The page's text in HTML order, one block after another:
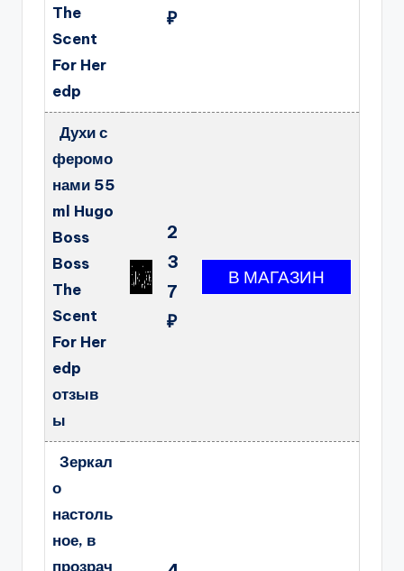
The
Scent
For Her
edp
₽
Духи с
феромо
нами 55
ml Hugo
Boss
Boss
The
Scent
For Her
edp
отзыв
ы
2
3
7
₽
Зеркал
о
настоль
ное, в
прозрач